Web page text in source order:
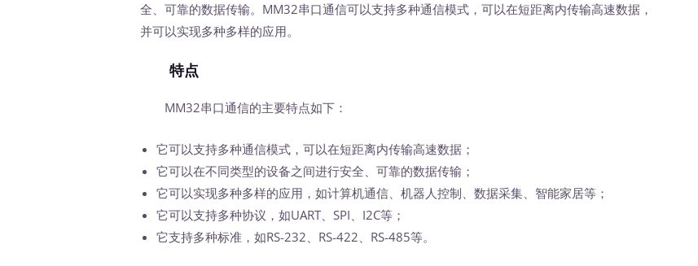
全、可靠的数据传输。MM32串口通信可以支持多种通信模式，可以在短距离内传输高速数据，
并可以实现多种多样的应用。
特点
MM32串口通信的主要特点如下：
它可以支持多种通信模式，可以在短距离内传输高速数据；
它可以在不同类型的设备之间进行安全、可靠的数据传输；
它可以实现多种多样的应用，如计算机通信、机器人控制、数据采集、智能家居等；
它可以支持多种协议，如UART、SPI、I2C等；
它支持多种标准，如RS-232、RS-422、RS-485等。